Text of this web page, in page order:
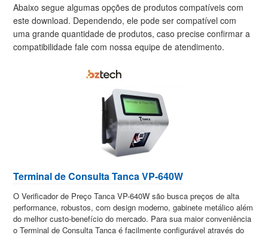
Abaixo segue algumas opções de produtos compatíveis com
este download. Dependendo, ele pode ser compatível com
uma grande quantidade de produtos, caso precise confirmar a
compatibilidade fale com nossa equipe de atendimento.
Terminal de Consulta Tanca VP-640W
O Verificador de Preço Tanca VP-640W são busca preços de alta
performance, robustos, com design moderno, gabinete metálico além
do melhor custo-benefício do mercado. Para sua maior conveniência
o Terminal de Consulta Tanca é facilmente configurável através do